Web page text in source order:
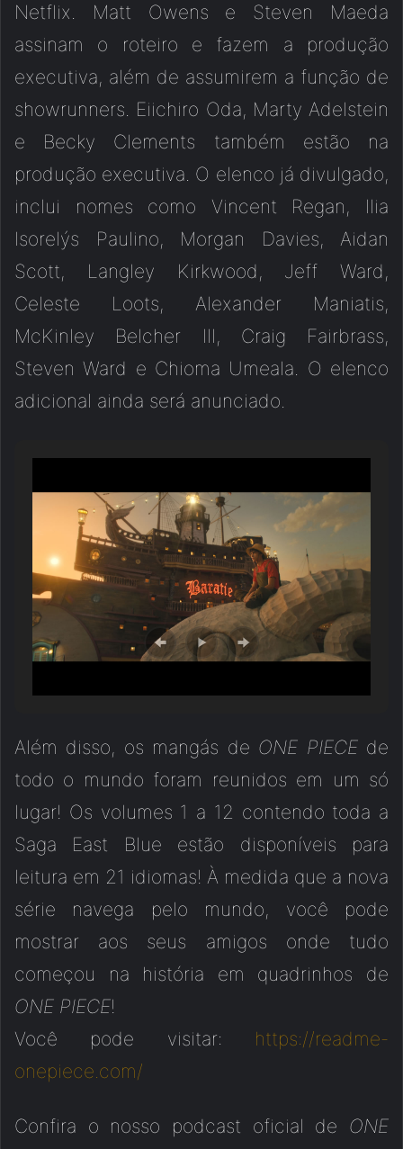
Netflix. Matt Owens e Steven Maeda
assinam o roteiro e fazem a produção
executiva, além de assumirem a função de
showrunners. Eiichiro Oda, Marty Adelstein
e Becky Clements também estão na
produção executiva. O elenco já divulgado,
inclui nomes como Vincent Regan, Ilia
Isorelýs Paulino, Morgan Davies, Aidan
Scott, Langley Kirkwood, Jeff Ward,
Celeste Loots, Alexander Maniatis,
McKinley Belcher III, Craig Fairbrass,
Steven Ward e Chioma Umeala. O elenco
adicional ainda será anunciado.
Além disso, os mangás de ONE PIECEde
todo o mundo foram reunidos em um só
lugar! Os volumes 1 a 12 contendo toda a
Saga East Blue estão disponíveis para
leitura em 21 idiomas! À medida que a nova
série navega pelo mundo, você pode
mostrar aos seus amigos onde tudo
começou na história em quadrinhos de
ONE PIECE!
Você pode visitar: https://readme-
onepiece.com/
Confira o nosso podcast oficial de ONE